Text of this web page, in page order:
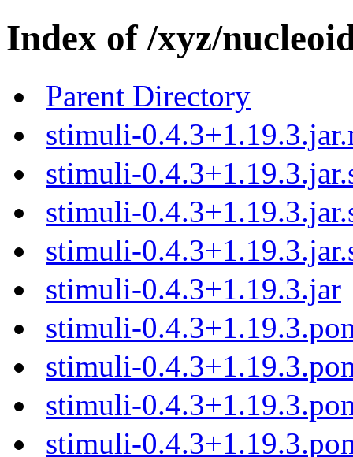
Index of /xyz/
Parent Directory
stimuli-
stimuli-
stimuli-
stimuli-
stimuli-0.4.3+1.19.3.jar
stimuli-
stimuli-
stimuli-
stimuli-